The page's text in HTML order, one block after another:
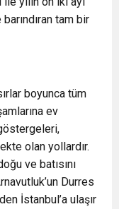
tam bir
boyunca tüm
ev
olan yollardır.
ve batısını
Durres
İstanbul’a ulaşır